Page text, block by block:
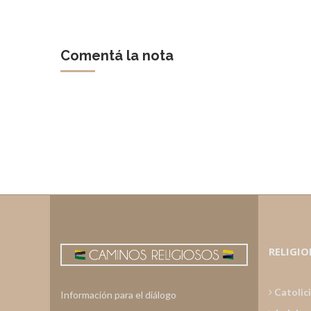
Comentá la nota
Información para el diálogo